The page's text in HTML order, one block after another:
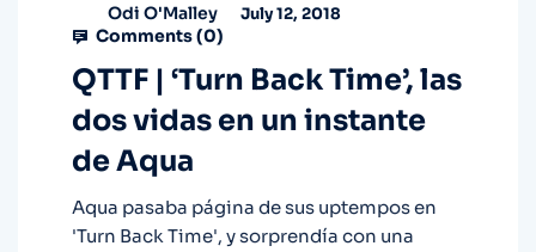
Odi O'Malley July 12, 2018
Comments (0)
QTTF | ‘Turn Back Time’, las
dos vidas en un instante
de Aqua
Aqua pasaba página de sus uptempos en
'Turn Back Time', y sorprendía con una